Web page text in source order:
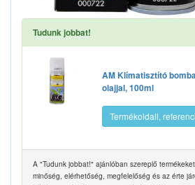
Tudunk jobbat!
AM Klímatisztító
olajjal, 100ml
Termékoldall,
A "Tudunk jobbat!" ajánlóban szereplő
minőség, elérhetőség, megfelelőség és az érte